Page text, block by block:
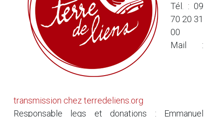
Tél. : 09
70 20 31
00
Mail :
transmission chez terredeliens.org
Responsable legs et donations : Emmanuel